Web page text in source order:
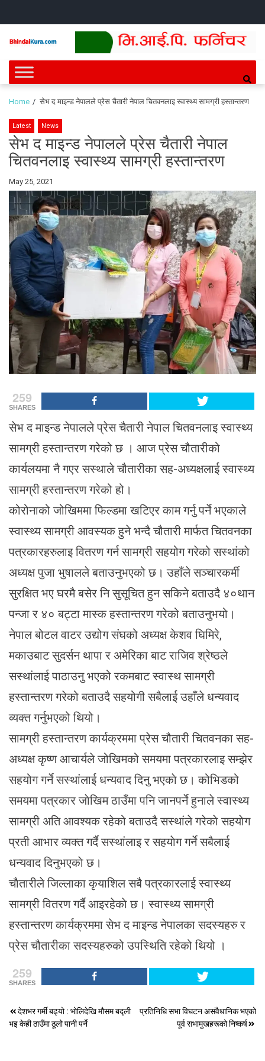
Bhindai Kura
News and entertainment.
Home सेभ द माइन्ड नेपालले प्रेस चैतारी नेपाल चितवनलाइ स्वास्थ्य सामग्री हस्तान्तरण
Latest News
सेभ द माइन्ड नेपालले प्रेस चैतारी नेपाल
चितवनलाइ स्वास्थ्य सामग्री हस्तान्तरण
By
Bhindai
Kura
May 25, 2021
259
SHARES
सेभ द माइन्ड नेपालले प्रेस चैतारी नेपाल चितवनलाइ स्वास्थ्य
सामग्री हस्तान्तरण गरेको छ । आज प्रेस चौतारीको
कार्यलयमा नै गएर सस्थाले चौतारीका सह-अध्यक्षलाई स्वास्थ्य
सामग्री हस्तान्तरण गरेको हो।
कोरोनाको जोखिममा फिल्डमा खटिएर काम गर्नु पर्ने भएकाले
स्वास्थ्य सामग्री आवस्यक हुने भन्दै चौतारी मार्फत चितवनका
पत्रकारहरुलाइ वितरण गर्न सामग्री सहयोग गरेको सस्थांकाे
अध्यक्ष पुजा भुषालले बताउनुभएको छ। उहाँले सञ्चारकर्मी
सुरक्षित भए घरमै बसेर नि सुसूचित हुन सकिने बताउदै ४०थान
पन्जा र ४० बट्टा मास्क हस्तान्तरण गरेको बताउनुभयो।
नेपाल बोटल वाटर उद्योग संघको अध्यक्ष केशव घिमिरे,
मकाउबाट सुदर्सन थापा र अमेरिका बाट राजिव श्रेष्ठले
सस्थांलाई पाठाउनु भएको रकमबाट स्वास्थ सामग्री
हस्तान्तरण गरेको बताउदै सहयोगी सबैलाई उहाँले धन्यवाद
व्यक्त गर्नुभएको थियो।
सामग्री हस्तान्तरण कार्यक्रममा प्रेस चौतारी चितवनका सह-
अध्यक्ष कृष्ण आचार्यले जोखिमको समयमा पत्रकारलाइ सम्झेर
सहयोग गर्ने सस्थांलाई धन्यवाद दिनु भएकाे छ। कोभिडको
समयमा पत्रकार जाेखिम ठाउँमा पनि जानपर्ने हुनाले स्वास्थ्य
सामग्री अति आवश्यक रहेको बताउदै सस्थांले गरेकाे सहयाेग
प्रती आभार व्यक्त गर्दै सस्थांलाइ र सहयाेग गर्ने सबैलाई
धन्यवाद दिनुभएकाे छ।
चाैतारीले जिल्लाका कृयाशिल सबै पत्रकारलाई स्वास्थ्य
सामग्री वितरण गर्दै आइरहेकाे छ। स्वास्थ्य सामग्री
हस्तान्तरण कार्यक्रममा सेभ द माइन्ड नेपालका सदस्यहरु र
प्रेस चौतारीका सदस्यहरुको उपस्थिति रहेको थियो ।
259
SHARES
Post
navigation
देशभर गर्मी बढ्यो : भोलिदेखि मौसम बद्ली
भइ केही ठाउँमा ठूलो पानी पर्ने
प्रतिनिधि सभा विघटन असंवैधानिक भएको
पूर्व सभामुखहरूको निष्कर्ष